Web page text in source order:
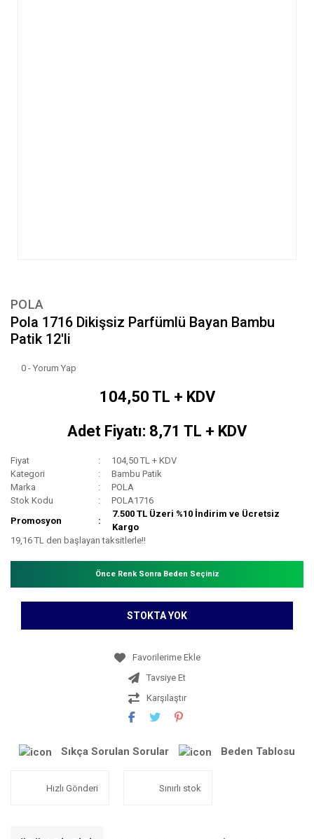
POLA
Pola 1716 Dikişsiz Parfümlü Bayan Bambu
Patik 12'li
0 - Yorum Yap
104,50 TL + KDV
Adet Fiyatı: 8,71 TL + KDV
Fiyat
104,50 TL + KDV
Kategori
Bambu Patik
Marka
POLA
Stok Kodu
POLA1716
Promosyon
7.500 TL Üzeri %10 İndirim ve Ücretsiz
Kargo
19,16 TL den başlayan taksitlerle!!
Önce Renk Sonra Beden Seçiniz
STOKTA YOK
Tavsiye Et
Karşılaştır
Sıkça Sorulan Sorular Beden Tablosu
Hızlı Gönderi Sınırlı stok